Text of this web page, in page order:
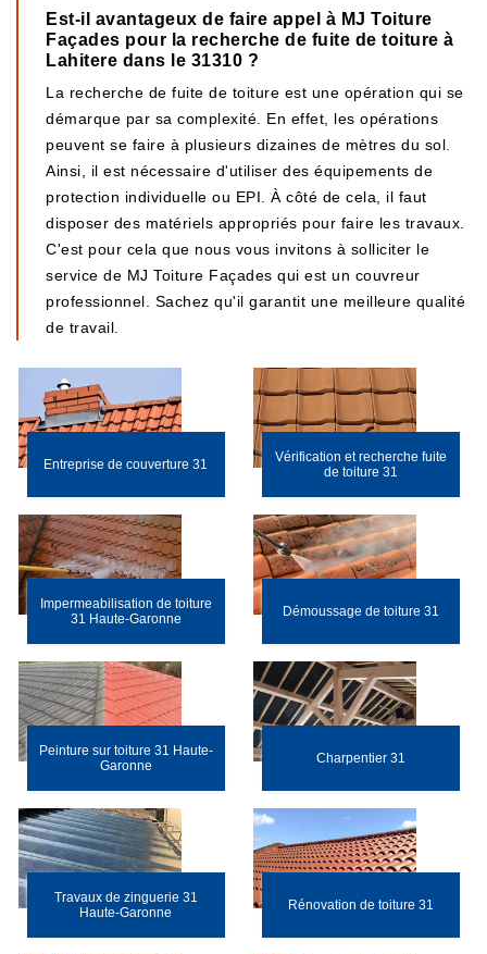
Est-il avantageux de faire appel à MJ Toiture
Façades pour la recherche de fuite de toiture à
Lahitere dans le 31310 ?
La recherche de fuite de toiture est une opération qui se
démarque par sa complexité. En effet, les opérations
peuvent se faire à plusieurs dizaines de mètres du sol.
Ainsi, il est nécessaire d'utiliser des équipements de
protection individuelle ou EPI. À côté de cela, il faut
disposer des matériels appropriés pour faire les travaux.
C'est pour cela que nous vous invitons à solliciter le
service de MJ Toiture Façades qui est un couvreur
professionnel. Sachez qu'il garantit une meilleure qualité
de travail.
Entreprise de couverture 31
Vérification et recherche fuite
de toiture 31
Impermeabilisation de toiture
31 Haute-Garonne
Démoussage de toiture 31
Peinture sur toiture 31 Haute-
Garonne
Charpentier 31
Travaux de zinguerie 31
Haute-Garonne
Rénovation de toiture 31